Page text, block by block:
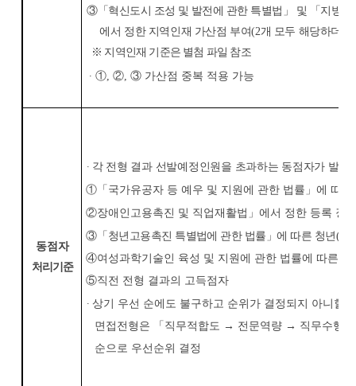
③「혁신도시 조성 및 발전에 관한 특별법 」 및 「지방대
에서 정한 지역인재 가산점 부여(2개 모두 해당하더라
※ 지역인재 기준은 별첨 파일 참조
∙ ①, ②, ③ 가산점 중복 적용 가능
동점자
처리기준
∙ 각 전형 결과 선발예정인원을 초과하는 동점자가 발
① 「국가유공자 등 예우 및 지원에 관한 법률 」에 따른
②장애인고용촉진 및 직업재활법 」에서 정한 등록 장
③ 「청년고용촉진 특별법에 관한 법률 」에 따른 청년(
④여성과학기술인 육성 및 지원에 관한 법률에 따른
⑤직전 전형 결과의 고득점자
∙상기 우선 순에도 불구하고 순위가 결정되지 아니할
면접전형은
「직무적합도 → 전문역량 → 직무수행
순으로 우선순위 결정